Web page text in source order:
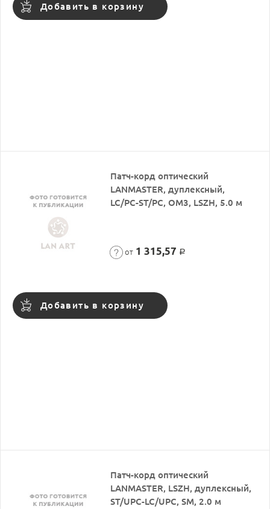
Добавить в корзину
Патч-корд оптический
LANMASTER, дуплексный,
LC/PC-ST/PC, OM3, LSZH, 5.0 м
от 1 315,57 Р
Добавить в корзину
Патч-корд оптический
LANMASTER, LSZH, дуплексный,
ST/UPC-LC/UPC, SM, 2.0 м